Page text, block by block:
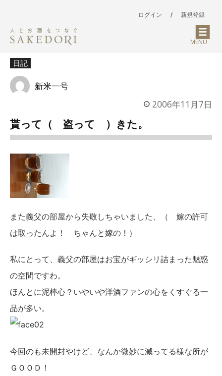
ログイン / 新規登録
MENU
日記
新米一号
2006年11月7日
貰って（ 盗って ）きた。
また義父の部屋から失敬しちゃいました、（ 嫁の許可
は取ったんよ！ ちゃんと嫁の！）
私にとって、義父の部屋はお宝がギッシリ詰まった魅惑
の空間ですわ。
ほんとに泥棒心？いやいや洋酒ファンの心をくすぐる一
品が多い。
今回のも未開封やけど、なんか微妙に減ってる様な所が
ＧＯＯＤ！